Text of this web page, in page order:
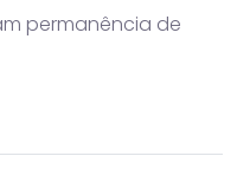
permanência de